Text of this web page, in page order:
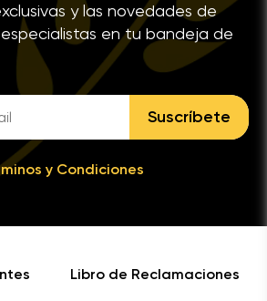
y las novedades de
en tu bandeja de
Suscríbete
y Condiciones
Libro de Reclamaciones